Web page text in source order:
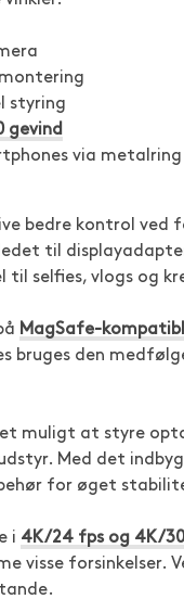
styring
gevind
via metalring
bedre kontrol
til
selfies, vlogs og
MagSafe-
bruges den
muligt at styre
Med det
for øget
i 4K/24 fps og 4K/
visse forsinkelser.